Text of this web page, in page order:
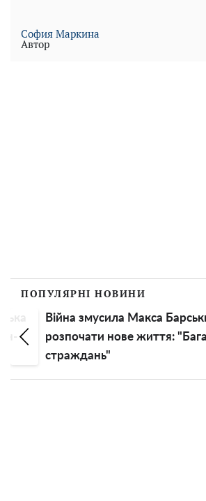
София Маркина
Автор
ПОПУЛЯРНІ НОВИНИ
Війна змусила Макса
розпочати нове життя:
страждань"